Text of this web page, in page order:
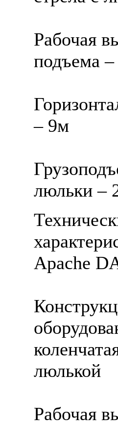
Рабочая
подъема
– 9м
люльки –
Apache
люлькой
Рабочая